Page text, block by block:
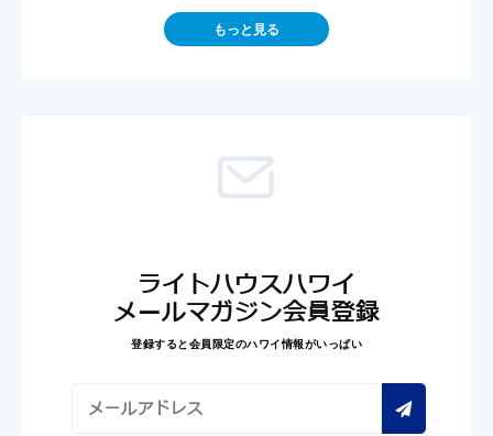
もっと見る
ライトハウスハワイ
メールマガジン会員登録
登録すると会員限定のハワイ情報がいっぱい